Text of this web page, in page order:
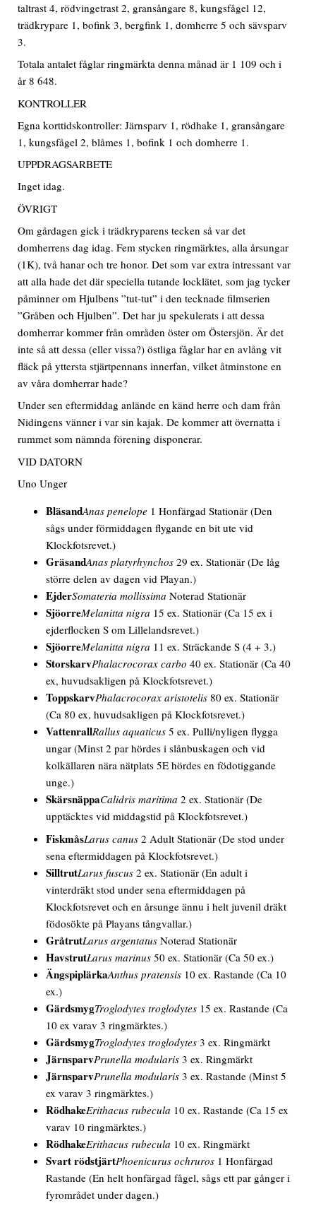
taltrast 4, rödvingetrast 2, gransångare 8, kungsfågel 12,
trädkrypare 1, bofink 3, bergfink 1, domherre 5 och sävsparv
3.
Totala antalet fåglar ringmärkta denna månad är 1 109 och i
år 8 648.
KONTROLLER
Egna korttidskontroller: Järnsparv 1, rödhake 1, gransångare
1, kungsfågel 2, blåmes 1, bofink 1 och domherre 1.
UPPDRAGSARBETE
Inget idag.
ÖVRIGT
Om gårdagen gick i trädkryparens tecken så var det
domherrens dag idag. Fem stycken ringmärktes, alla årsungar
(1K), två hanar och tre honor. Det som var extra intressant var
att alla hade det där speciella tutande locklätet, som jag tycker
påminner om Hjulbens ”tut-tut” i den tecknade filmserien
”Gråben och Hjulben”. Det har ju spekulerats i att dessa
domherrar kommer från områden öster om Östersjön. Är det
inte så att dessa (eller vissa?) östliga fåglar har en avlång vit
fläck på yttersta stjärtpennans innerfan, vilket åtminstone en
av våra domherrar hade?
Under sen eftermiddag anlände en känd herre och dam från
Nidingens vänner i var sin kajak. De kommer att övernatta i
rummet som nämnda förening disponerar.
VID DATORN
Uno Unger
BläsandAnas penelope 1Honfärgad Stationär(Den
sågs under förmiddagen flygande en bit ute vid
Klockfotsrevet.)
GräsandAnas platyrhynchos 29 ex. Stationär(De låg
större delen av dagen vid Playan.)
EjderSomateria mollissima Noterad Stationär
SjöorreMelanitta nigra 15 ex. Stationär(Ca 15 ex i
ejderflocken S om Lillelandsrevet.)
SjöorreMelanitta nigra 11 ex. Sträckande S(4 + 3.)
StorskarvPhalacrocorax carbo 40 ex. Stationär(Ca 40
ex, huvudsakligen på Klockfotsrevet.)
ToppskarvPhalacrocorax aristotelis 80 ex. Stationär
(Ca 80 ex, huvudsakligen på Klockfotsrevet.)
VattenrallRallus aquaticus 5 ex. Pulli/nyligen flygga
ungar(Minst 2 par hördes i slånbuskagen och vid
kolkällaren nära nätplats 5E hördes en födotiggande
unge.)
SkärsnäppaCalidris maritima 2 ex. Stationär(De
upptäcktes vid middagstid på Klockfotsrevet.)
FiskmåsLarus canus 2 Adult Stationär(De stod under
sena eftermiddagen på Klockfotsrevet.)
SilltrutLarus fuscus 2 ex. Stationär(En adult i
vinterdräkt stod under sena eftermiddagen på
Klockfotsrevet och en årsunge ännu i helt juvenil dräkt
födosökte på Playans tångvallar.)
GråtrutLarus argentatus Noterad Stationär
HavstrutLarus marinus 50 ex. Stationär(Ca 50 ex.)
ÄngspiplärkaAnthus pratensis 10 ex. Rastande(Ca 10
ex.)
GärdsmygTroglodytes troglodytes 15 ex. Rastande(Ca
10 ex varav 3 ringmärktes.)
GärdsmygTroglodytes troglodytes 3 ex. Ringmärkt
JärnsparvPrunella modularis 3 ex. Ringmärkt
JärnsparvPrunella modularis 3 ex. Rastande(Minst 5
ex varav 3 ringmärktes.)
RödhakeErithacus rubecula 10 ex. Rastande(Ca 15 ex
varav 10 ringmärktes.)
RödhakeErithacus rubecula 10 ex. Ringmärkt
Svart rödstjärtPhoenicurus ochruros 1Honfärgad
Rastande(En helt honfärgad fågel, sågs ett par gånger i
fyrområdet under dagen.)